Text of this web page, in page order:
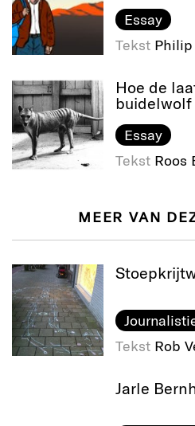
Essay
Tekst Philip
Hoe de
buidelwolf
Essay
Tekst Roos
MEER VAN
Tekst Rob
Jarle